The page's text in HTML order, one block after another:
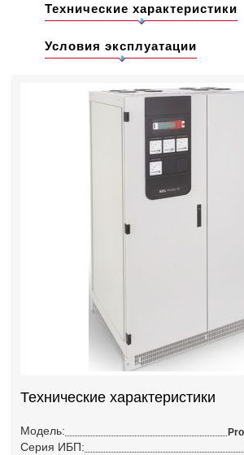
Технические характеристики
Условия эксплуатации
Технические характеристики
Модель:
Серия ИБП: